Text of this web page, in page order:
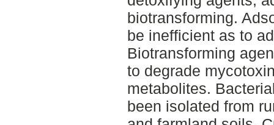
biotransforming.
be inefficient as to
Biotransforming
to degrade
metabolites.
been isolated from